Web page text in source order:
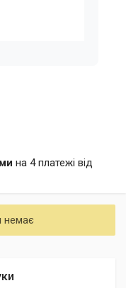
на 4 платежі від
немає